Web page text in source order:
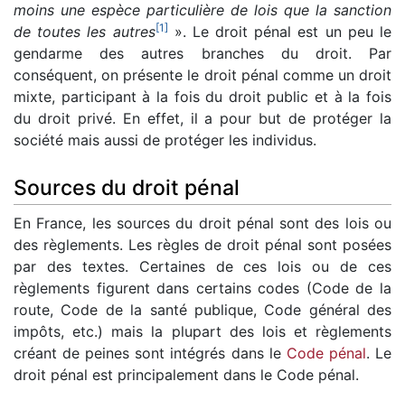
moins une espèce particulière de lois que la sanction
de toutes les autres[1] ». Le droit pénal est un peu le
gendarme des autres branches du droit. Par
conséquent, on présente le droit pénal comme un droit
mixte, participant à la fois du droit public et à la fois
du droit privé. En effet, il a pour but de protéger la
société mais aussi de protéger les individus.
Sources du droit pénal
En France, les sources du droit pénal sont des lois ou
des règlements. Les règles de droit pénal sont posées
par des textes. Certaines de ces lois ou de ces
règlements figurent dans certains codes (Code de la
route, Code de la santé publique, Code général des
impôts, etc.) mais la plupart des lois et règlements
créant de peines sont intégrés dans le Code pénal. Le
droit pénal est principalement dans le Code pénal.